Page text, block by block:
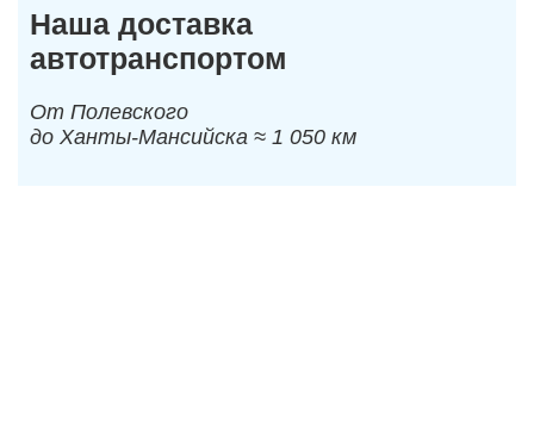
Наша доставка
автотранспортом
От Полевского
до Ханты-Мансийска ≈ 1 050 км